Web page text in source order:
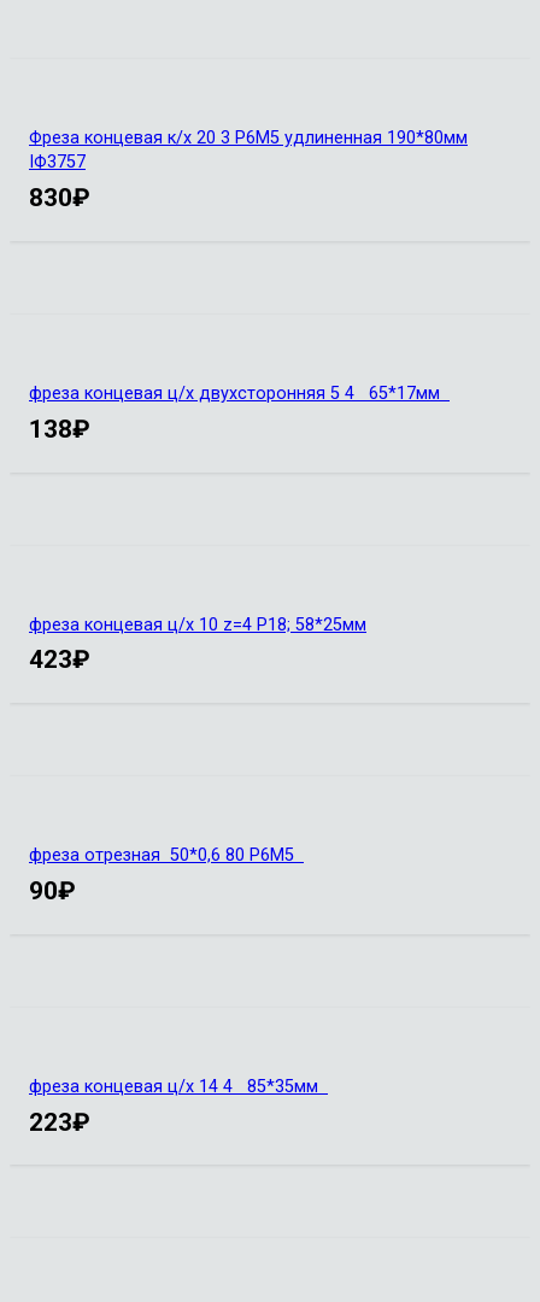
Фреза концевая к/х 20 3 Р6М5 удлиненная 190*80мм
IФ3757
830₽
фреза концевая ц/х двухсторонняя 5 4 65*17мм
138₽
фреза концевая ц/х 10 z=4 Р18; 58*25мм
423₽
фреза отрезная 50*0,6 80 Р6М5
90₽
фреза концевая ц/х 14 4 85*35мм
223₽